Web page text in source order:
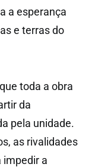
a esperança
e terras do
toda a obra
da
pela unidade.
as rivalidades
impedir a